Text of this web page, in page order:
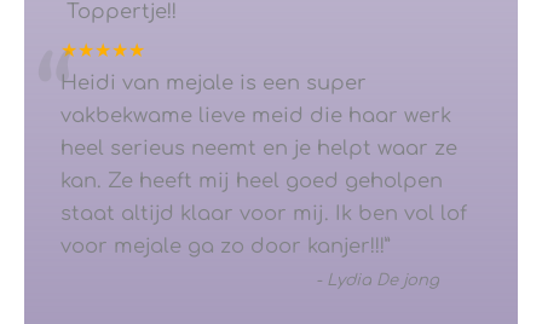
Toppertje!!
★★★★★
“Heidi van mejale is een super
vakbekwame lieve meid die haar werk
heel serieus neemt en je helpt waar ze
kan. Ze heeft mij heel goed geholpen
staat altijd klaar voor mij. Ik ben vol lof
voor mejale ga zo door kanjer!!!”
- Lydia De jong